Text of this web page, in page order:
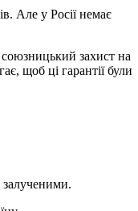
Але у Росії немає
захист на
щоб ці гарантії були